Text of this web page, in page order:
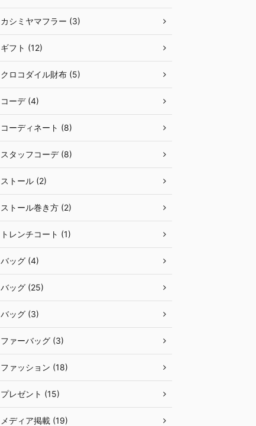
カシミヤマフラー (3)
ギフト (12)
クロコダイル財布 (5)
コーデ (4)
コーディネート (8)
スタッフコーデ (8)
ストール (2)
ストール巻き方 (2)
トレンチコート (1)
バッグ (4)
バッグ (25)
バッグ (3)
ファーバッグ (3)
ファッション (18)
プレゼント (15)
メディア掲載 (19)